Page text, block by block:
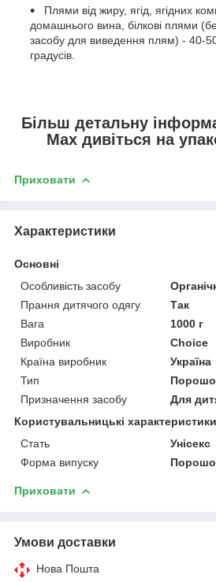
Плями від жиру, ягід, ягідних
домашнього вина, білкові плями
засобу для виведення плям) - 40-
градусів.
Більш детальну
Max дивіться на
Приховати
Характеристики
Основні
Особливість засобу
Прання дитячого одягу
Так
Вага
1000 г
Виробник
Choice
Країна виробник
Україна
Тип
Призначення засобу
Для
Користувальницькі характеристики
Стать
Унісекс
Форма випуску
Приховати
Умови доставки
Нова Пошта